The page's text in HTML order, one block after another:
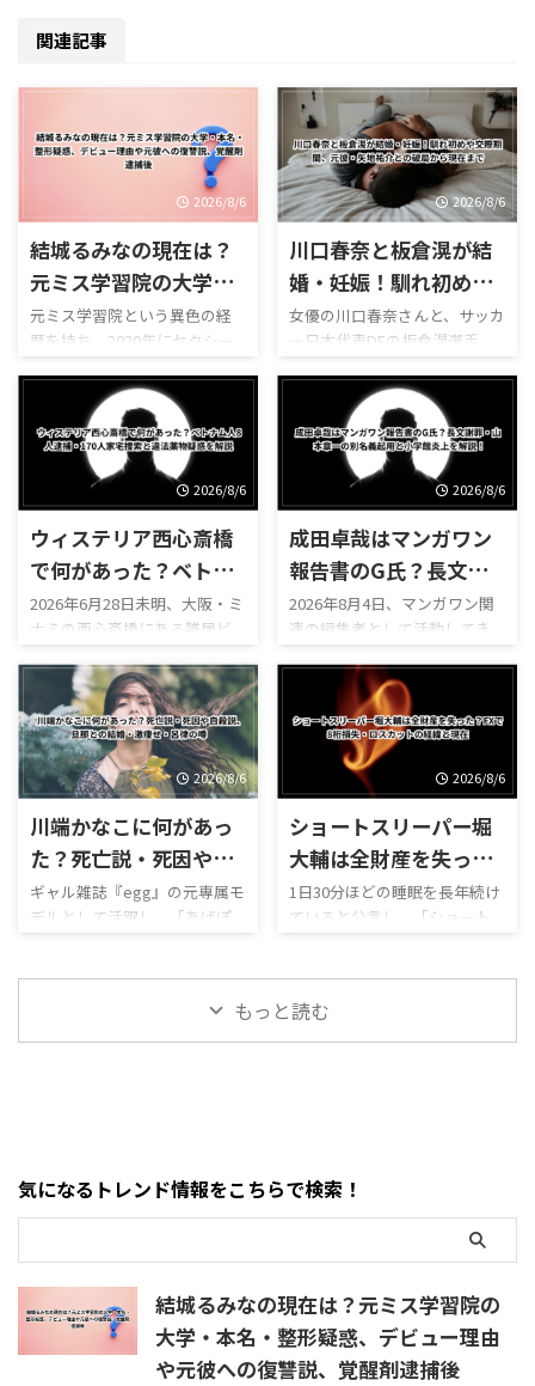
関連記事
2026/8/6
結城るみなの現在は？
元ミス学習院の大学・
本名・整形疑惑、デビ
ュー理由や元彼への復
讐説、覚醒剤逮捕後
元ミス学習院という異色の経
歴を持ち、2020年にセクシー
女優としてデビューして大き
な注目を集めた結城るみなさ
ん。 清楚なミスキャンパス出
身者というイメージと、デビュ
ー後の活動とのギャップか
ら、当時はSNSやニュースサイ
トで広く話題になりました。
一方、結城るみなさんについ
て検索すると、現在も次のよう
ます。 「結城るみなの現在
は？」 「本名は朝倉佳奈子な
の？」 「学習院大学を卒業し
た？それとも中退？」 「大学
時代と顔が違うけど整形し
た？」 「元彼への復讐でデビ
ューしたって本当？」 ...
2026/8/6
川口春奈と板倉滉が結
婚・妊娠！馴れ初めや
交際期間、元彼・矢地
祐介との破局から現在
まで
女優の川口春奈さんと、サッカ
ー日本代表DFの板倉滉選手
が、2026年8月2日に結婚と第1
子妊娠を同時に発表しまし
た。 川口春奈さんはドラマ
『silent』やNHK大河ドラマ
『麒麟がくる』などで知ら
れ、「令和のCM女王」とも呼
ばれる人気女優です。 一方の
板倉滉選手は、オランダの名
門クラブ・アヤックスでプレ
心を担うサッカー選手です。
芸能界とサッカー界を代表す
る2人の結婚に、ネット上では
次のような疑問が相次いでい
ます。 「川口春奈さんと板倉
滉選手はいつから交際してい
た？」 「2人の馴 ...
2026/8/6
ウィステリア西心斎橋
で何があった？ベトナ
ム人8人逮捕・170人家
宅捜索と違法薬物疑惑
を解説
2026年6月28日未明、大阪・ミ
ナミの西心斎橋にある雑居ビ
ル「ウィステリア西心斎橋」
へ、大阪府警の捜査員約170人
が一斉に踏み込みました。 捜
索時にビル内にいた約170人の
大半はベトナム人だったと報
じられ、ベトナム国籍の男女8
人が入管難民法違反などの疑
いで逮捕されています。 さら
に、ビル内から違法薬物の可
能性がある粉末が複数押収さ
れたとされ、ネット上では次
のような疑問が急増しまし
で何があったのか・なぜ大阪
府警が約170人も投入したの
2026/8/6
成田卓哉はマンガワン
報告書のG氏？長文謝
罪・山本章一の別名義
起用と小学館炎上を解
説！
2026年8月4日、マンガワン関
連の編集者として活動してき
た成田卓哉氏が、Xで長文の謝
罪文を公開しました。 成田卓
哉氏は、小学館が公表した第
三者委員会の調査報告書に登
場する「G氏」が自分であると
明かし、漫画家・山本章一氏
をめぐる一連の対応について
謝罪したと報じられています。
ネット上では現在、次のよう
います。 ・成田卓哉氏は何を
したのか・マンガワン報告書
なぜ山本章一氏を別名義で起
用したのか・一路一と山本章
2026/8/6
川端かなこに何があっ
た？死亡説・死因や自
殺説、旦那との結婚・
激痩せ・呂律の噂
ギャル雑誌『egg』の元専属モ
デルとして活躍し、「あげぽ
よ」を広めた人物の一人とし
んの訃報を伝える投稿がSNSで
拡散されました。 ネット上で
殺説は本当なのか・最近の激
痩せや呂律と関係があるの
か・過去の薬物・逮捕説は事
実なのか・最後のInstagram投
稿はいつだったのか 結論から
いうと、川端か ...
2026/8/6
ショートスリーパー堀
大輔は全財産を失っ
た？FXで8桁損失・ロ
スカットの経緯と現在
1日30分ほどの睡眠を長年続け
ていると公言し、「ショート
スリーパー」として活動して
引、いわゆるFXによって大き
な損失を出し、「全財産がな
財産を失ったのか」 「借金や
自己破産の可能性はある？」
「ショートスリーパーの事業
はどうなる？」 など、さまざ
まな疑問が検索されています。
結論からいうと、堀大輔氏は配
信や ...
もっと読む
気になるトレンド情報をこちらで検索！
結城るみなの現在は？元ミス学習院の
大学・本名・整形疑惑、デビュー理由
や元彼への復讐説、覚醒剤逮捕後